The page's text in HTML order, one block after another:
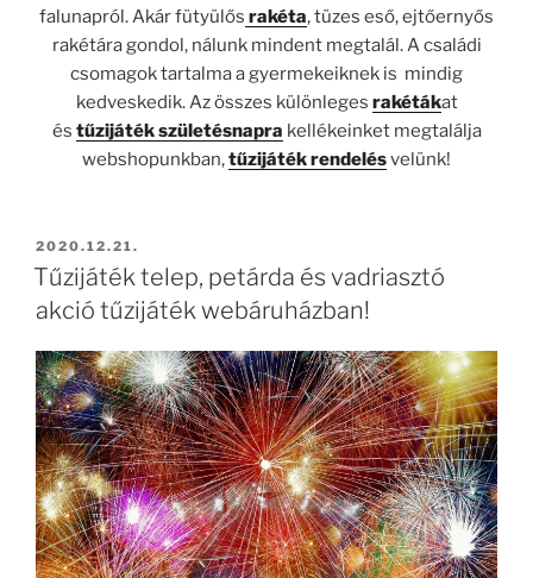
falunapról. Akár fütyülős rakéta, tüzes eső, ejtőernyős
rakétára gondol, nálunk mindent megtalál. A családi
csomagok tartalma a gyermekeiknek is mindig
kedveskedik. Az összes különleges rakétákat
és tűzijáték születésnapra kellékeinket megtalálja
webshopunkban,tűzijáték rendelésvelünk!
BEKÜLDVE:
2020.12.21.
Tűzijáték telep, petárda és vadriasztó
akció tűzijáték webáruházban!